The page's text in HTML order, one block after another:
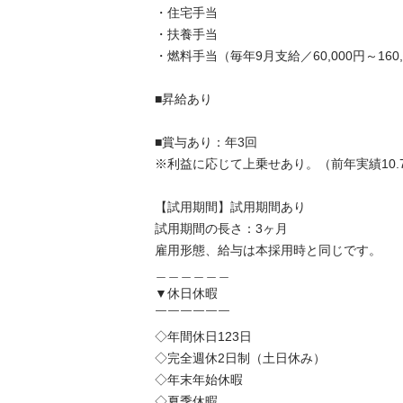
・住宅手当
・扶養手当
・燃料手当（毎年9月支給／60,000円～
■昇給あり
■賞与あり：年3回
※利益に応じて上乗せあり。（前年実績
【試用期間】試用期間あり
試用期間の長さ：3ヶ月
雇用形態、給与は本採用時と同じです。
▼休日休暇
￣￣￣￣￣￣
◇年間休日123日
◇完全週休2日制（土日休み）
◇年末年始休暇